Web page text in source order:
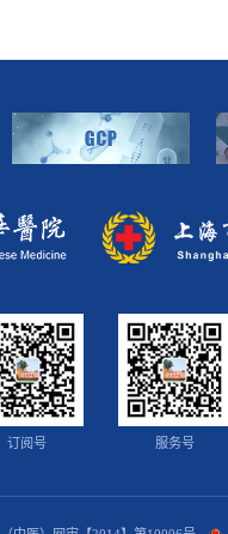
订阅号 服务号